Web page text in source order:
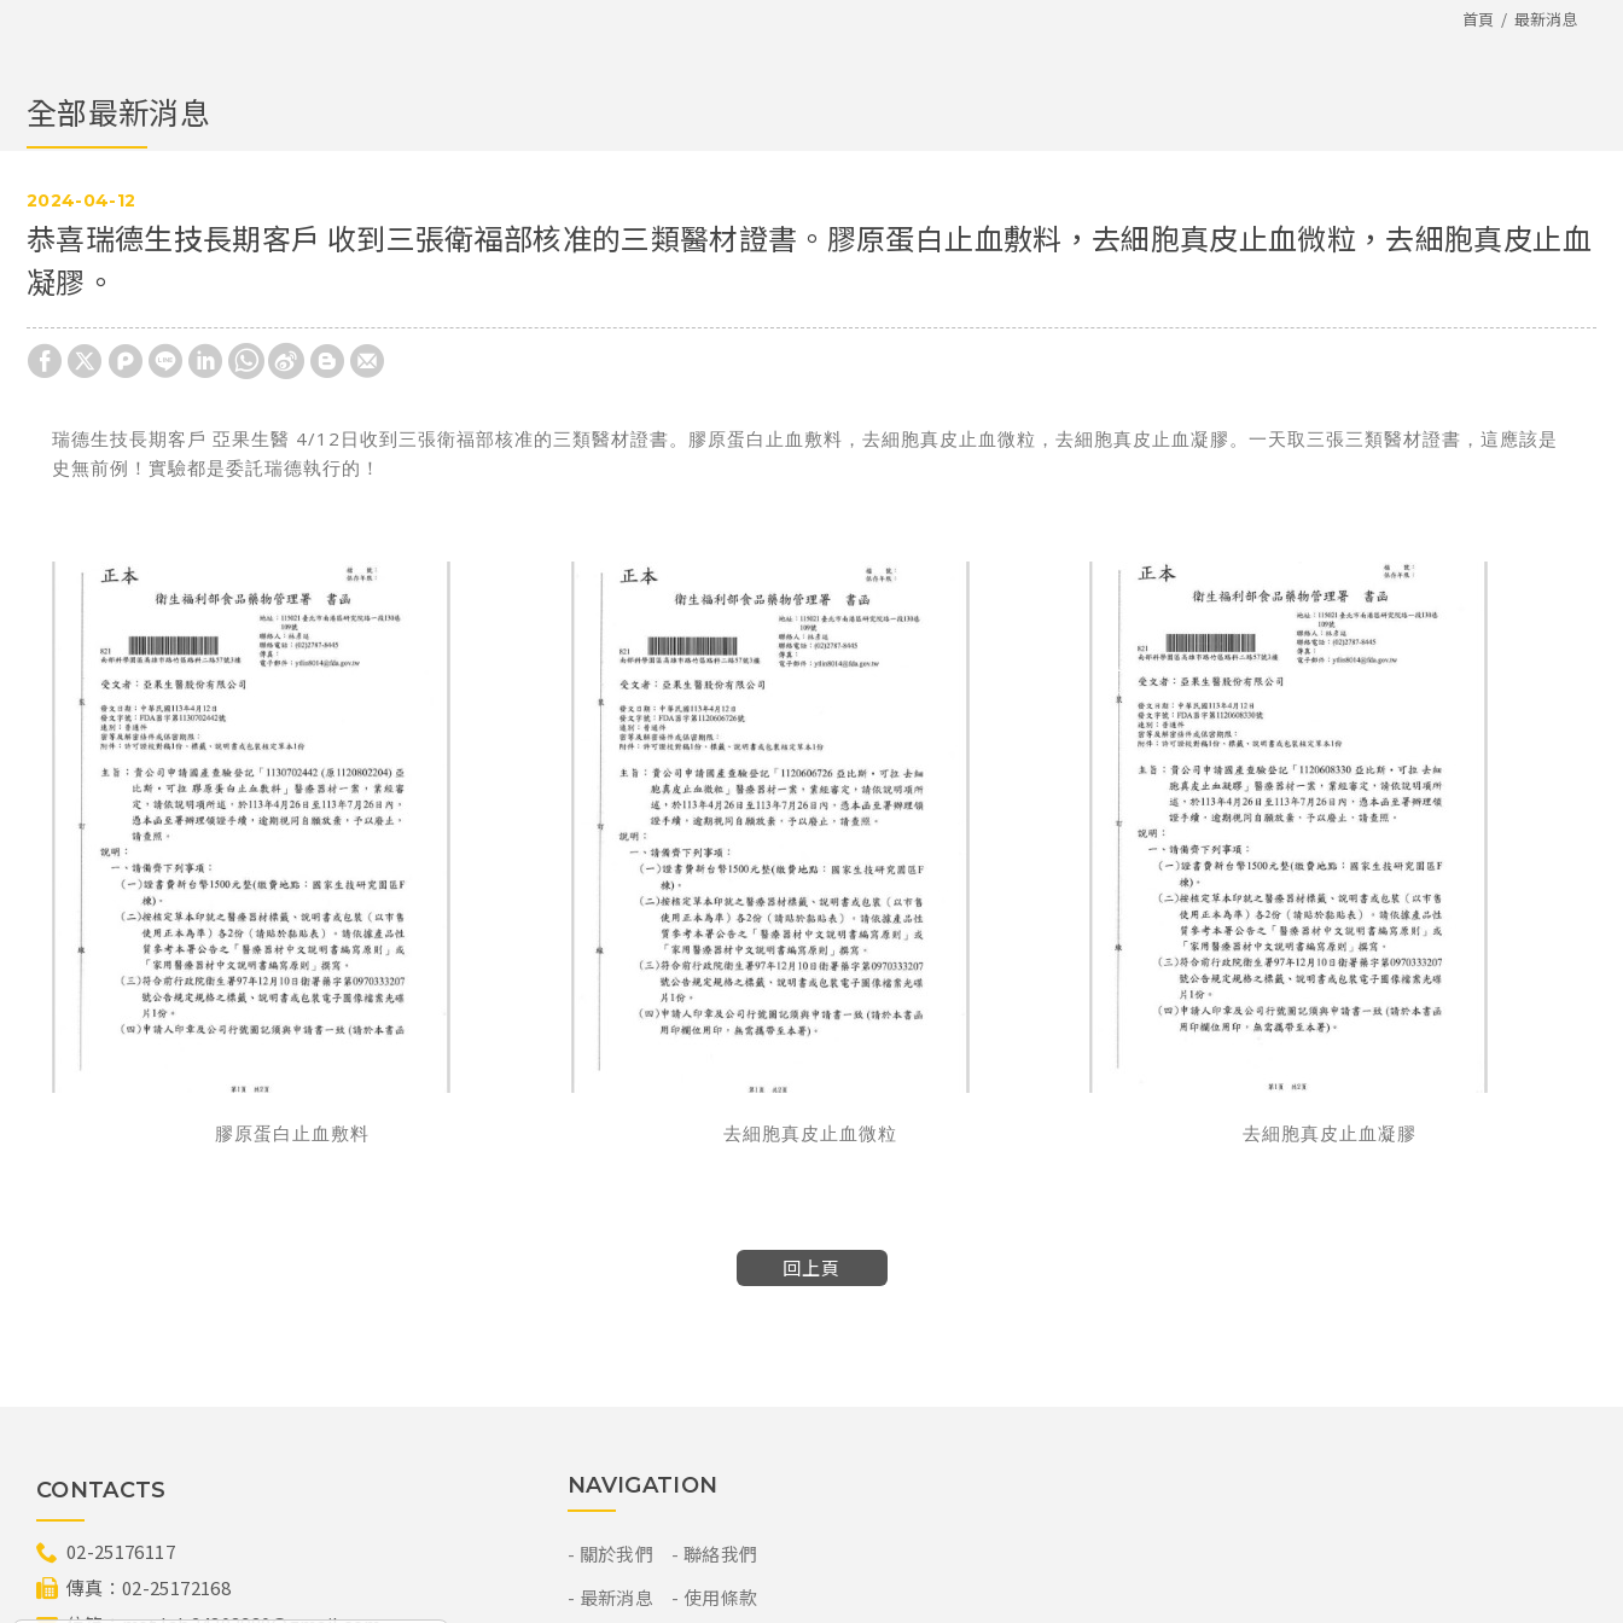
首頁 最新消息
全部最新消息
12
04
2024
恭喜瑞德生技長期客戶 收到三張衛福部核准的三類醫材證書。膠原蛋白止血敷料，去細胞真皮止血微粒，去細胞真皮止血
凝膠。
瑞德生技長期客戶 亞果生醫 4/12日收到三張衛福部核准的三類醫材證書。膠原蛋白止血敷料，去細胞真皮止血微粒，去細胞真皮止血凝膠。一天取三張三類醫材證書，這應該是
史無前例！實驗都是委託瑞德執行的！
膠原蛋白止血敷料 去細胞真皮止血微粒 去細胞真皮止血凝膠
回上頁
CONTACTS
02-25176117
傳真：02-25172168
NAVIGATION
關於我們
最新消息
聯絡我們
使用條款